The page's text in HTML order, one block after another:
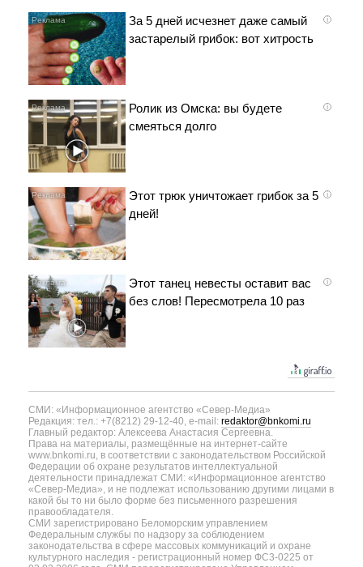
i
За 5 дней исчезнет даже самый
застарелый грибок: вот хитрость
i
Ролик из Омска: вы будете
смеяться долго
i
Этот трюк уничтожает грибок за 5
дней!
i
Этот танец невесты оставит вас
без слов! Пересмотрела 10 раз
СМИ: «Информационное агентство «Север-Медиа»
Редакция: тел.: +7(8212) 29-12-40, e-mail: redaktor@bnkomi.ru
Главный редактор: Алексеева Анастасия Сергеевна.
Права на материалы, размещённые на интернет-сайте
www.bnkomi.ru, в соответствии с законодательством Российской
Федерации об охране результатов интеллектуальной
деятельности принадлежат СМИ: «Информационное агентство
«Север-Медиа», и не подлежат использованию другими лицами в
какой бы то ни было форме без письменного разрешения
правообладателя.
СМИ зарегистрировано Беломорским управлением
Федеральным службы по надзору за соблюдением
законодательства в сфере массовых коммуникаций и охране
культурного наследия - регистрационный номер ФС3-0225 от